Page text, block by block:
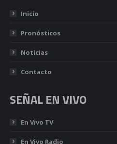
Inicio
Pronósticos
Noticias
Contacto
SEÑAL EN VIVO
En Vivo TV
En Vivo Radio